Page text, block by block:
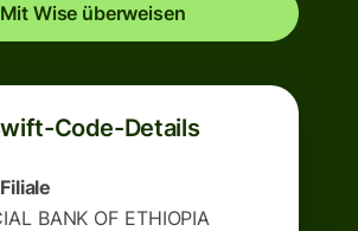
Mit Wise überweisen
Code-Details
BANK OF ETHIOPIA